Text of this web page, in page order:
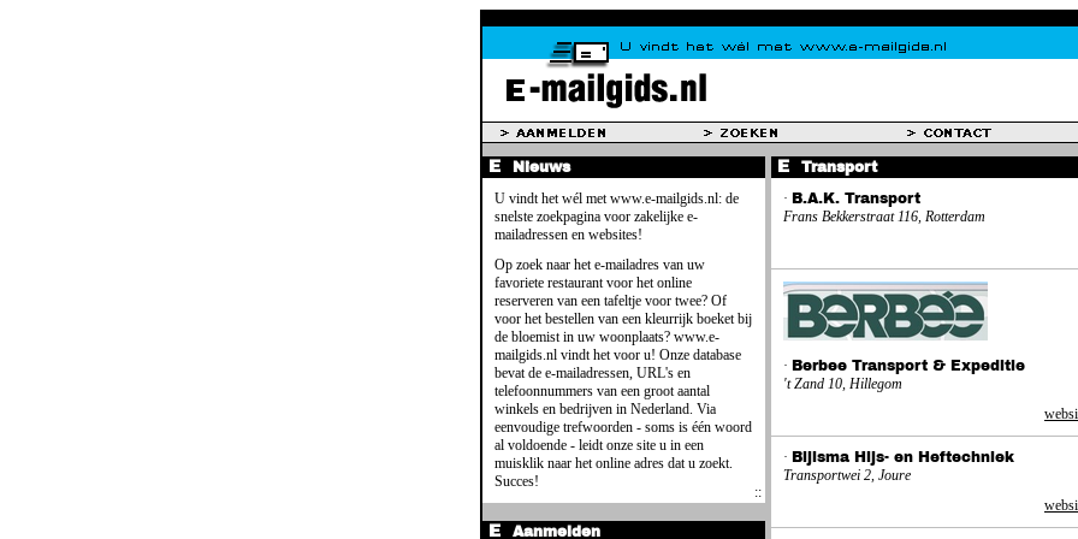
Nieuws
U vindt het wél met www.e-mailgids.nl: de
snelste zoekpagina voor zakelijke e-
mailadressen en websites!
Op zoek naar het e-mailadres van uw
favoriete restaurant voor het online
reserveren van een tafeltje voor twee? Of
voor het bestellen van een kleurrijk boeket bij
de bloemist in uw woonplaats? www.e-
mailgids.nl vindt het voor u! Onze database
bevat de e-mailadressen, URL's en
telefoonnummers van een groot aantal
winkels en bedrijven in Nederland. Via
eenvoudige trefwoorden - soms is één woord
al voldoende - leidt onze site u in een
muisklik naar het online adres dat u zoekt.
Succes!
Aanmelden
Transport
· B.A.K. Transport
Frans Bekkerstraat 116, Rotterdam
· Berbee Transport & Expeditie
't Zand 10, Hillegom
· Bijlsma Hijs- en Heftechniek
Transportwei 2, Joure